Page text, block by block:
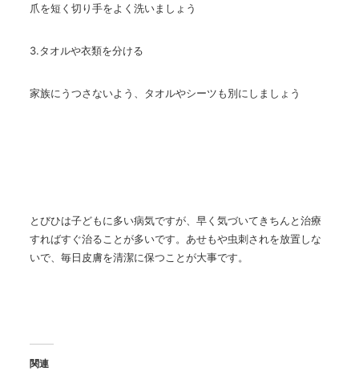
爪を短く切り手をよく洗いましょう
3.タオルや衣類を分ける
家族にうつさないよう、タオルやシーツも別にしましょう
とびひは子どもに多い病気ですが、早く気づいてきちんと治療
すればすぐ治ることが多いです。あせもや虫刺されを放置しな
いで、毎日皮膚を清潔に保つことが大事です。
関連